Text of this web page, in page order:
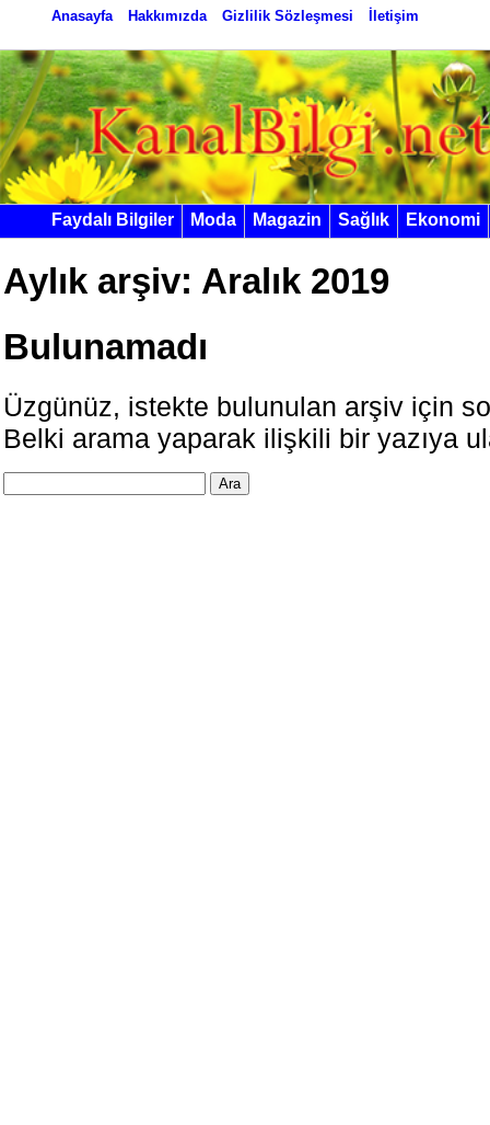
Anasayfa Hakkımızda Gizlilik Sözleşmesi İletişim
Faydalı Bilgiler Moda Magazin Sağlık Ekonomi
Aylık arşiv: Aralık 2019
Bulunamadı
Üzgünüz, istekte bulunulan arşiv için
Belki arama yaparak ilişkili bir yazıya